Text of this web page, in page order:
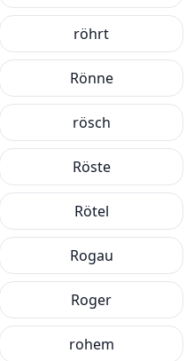
röhrt
Rönne
rösch
Röste
Rötel
Rogau
Roger
rohem